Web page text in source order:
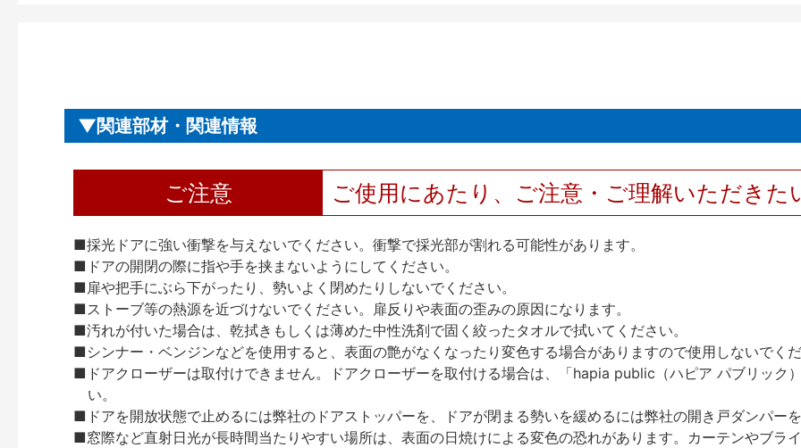
関連部材・関連情報
ご注意 ご使用にあたり、ご注意・ご理解いただきた
■採光ドアに強い衝撃を与えないでください。衝撃で採光部が割れる可能性があります。
■ドアの開閉の際に指や手を挟まないようにしてください。
■扉や把手にぶら下がったり、勢いよく閉めたりしないでください。
■ストーブ等の熱源を近づけないでください。扉反りや表面の歪みの原因になります。
■汚れが付いた場合は、乾拭きもしくは薄めた中性洗剤で固く絞ったタオルで拭いてください。
■シンナー・ベンジンなどを使用すると、表面の艶がなくなったり変色する場合がありますので使用しないでくだ
■ドアクローザーは取付けできません。ドアクローザーを取付ける場合は、「hapia public（ハピア パブリック
い。
■ドアを開放状態で止めるには弊社のドアストッパーを、ドアが閉まる勢いを緩めるには弊社の開き戸ダンパーを
■窓際など直射日光が長時間当たりやすい場所は、表面の日焼けによる変色の恐れがあります。カーテンやブラ